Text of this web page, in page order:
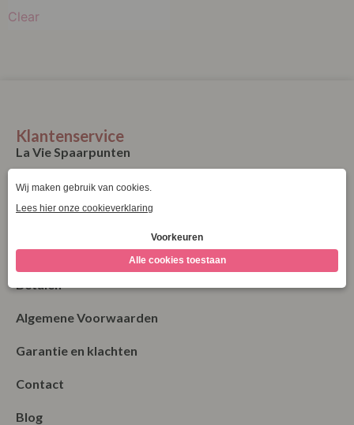
M
Clear
Klantenservice
La Vie Spaarpunten
Verzending & Levering
Retourneren
Bestellen
Algemene Voorwaarden
Garantie en klachten
Contact
Blog